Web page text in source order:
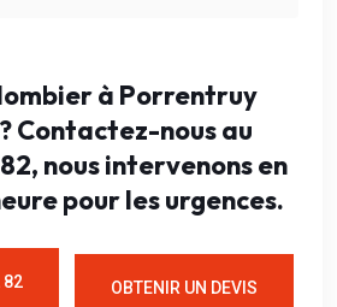
à Porrentruy
Contactez-nous au
82, nous intervenons en
pour les urgences.
82 OBTENIR UN DEVIS